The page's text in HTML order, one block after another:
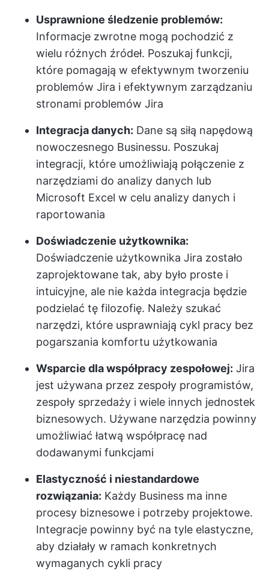
Usprawnione śledzenie problemów:
Informacje zwrotne mogą pochodzić z
wielu różnych źródeł. Poszukaj funkcji,
które pomagają w efektywnym tworzeniu
problemów Jira i efektywnym zarządzaniu
stronami problemów Jira
Integracja danych: Dane są siłą napędową
nowoczesnego Businessu. Poszukaj
integracji, które umożliwiają połączenie z
narzędziami do analizy danych lub
Microsoft Excel w celu analizy danych i
raportowania
Doświadczenie użytkownika:
Doświadczenie użytkownika Jira zostało
zaprojektowane tak, aby było proste i
intuicyjne, ale nie każda integracja będzie
podzielać tę filozofię. Należy szukać
narzędzi, które usprawniają cykl pracy bez
pogarszania komfortu użytkowania
Wsparcie dla współpracy zespołowej: Jira
jest używana przez zespoły programistów,
zespoły sprzedaży i wiele innych jednostek
biznesowych. Używane narzędzia powinny
umożliwiać łatwą współpracę nad
dodawanymi funkcjami
Elastyczność i niestandardowe
rozwiązania: Każdy Business ma inne
procesy biznesowe i potrzeby projektowe.
Integracje powinny być na tyle elastyczne,
aby działały w ramach konkretnych
wymaganych cykli pracy